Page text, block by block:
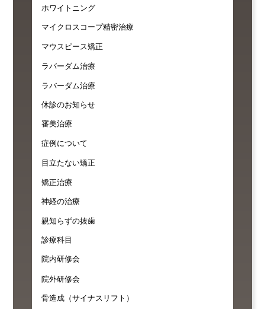
ホワイトニング
マイクロスコープ精密治療
マウスピース矯正
ラバーダム治療
ラバーダム治療
休診のお知らせ
審美治療
症例について
目立たない矯正
矯正治療
神経の治療
親知らずの抜歯
診療科目
院内研修会
院外研修会
骨造成（サイナスリフト）